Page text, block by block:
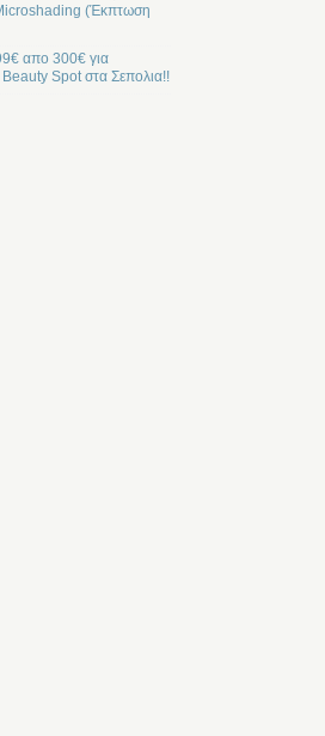
(Έκπτωση
απο 300€ για
Spot στα Σεπολια!!